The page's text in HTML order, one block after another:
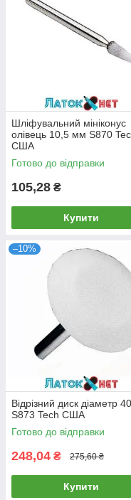
Шліфувальний мініконус
олівець 10,5 мм S870
США
Готово до відправки
105,28 ₴
Купити
–10%
Відрізний диск діаметр
S873 Tech США
Готово до відправки
248,04 ₴ 275,60 ₴
Купити